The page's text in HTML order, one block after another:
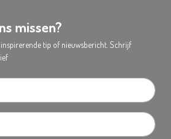
missen?
inspirerende tip of nieuwsbericht. Schrijf